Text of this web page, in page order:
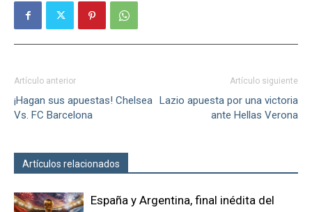
Artículo anterior
¡Hagan sus apuestas! Chelsea
Vs. FC Barcelona
Artículo siguiente
Lazio apuesta por una victoria
ante Hellas Verona
Artículos relacionados
España y Argentina, final inédita del